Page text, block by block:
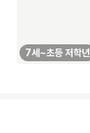
7세~초등 저학년